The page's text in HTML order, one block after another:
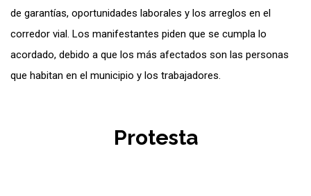
de garantías, oportunidades laborales y los arreglos en el
corredor vial. Los manifestantes piden que se cumpla lo
acordado, debido a que los más afectados son las personas
que habitan en el municipio y los trabajadores.
Protesta